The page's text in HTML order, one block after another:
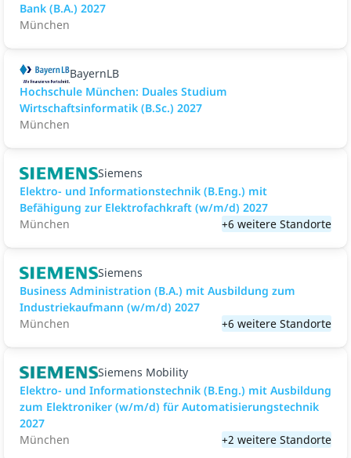
Bank (B.A.) 2027
München
BayernLB
Hochschule München: Duales Studium
Wirtschaftsinformatik (B.Sc.) 2027
München
Siemens
Elektro- und Informationstechnik (B.Eng.) mit
Befähigung zur Elektrofachkraft (w/m/d) 2027
München
+6 weitere Standorte
Siemens
Business Administration (B.A.) mit Ausbildung zum
Industriekaufmann (w/m/d) 2027
München
+6 weitere Standorte
Siemens Mobility
Elektro- und Informationstechnik (B.Eng.) mit Ausbildung
zum Elektroniker (w/m/d) für Automatisierungstechnik
2027
München
+2 weitere Standorte